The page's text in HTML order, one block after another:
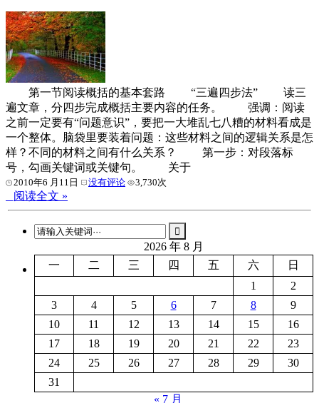
第一节阅读概括的基本套路 “三遍四步法” 读三
遍文章，分四步完成概括主要内容的任务。 强调：阅读
之前一定要有“问题意识”，要把一大堆乱七八糟的材料看成是
一个整体。脑袋里要装着问题：这些材料之间的逻辑关系是怎
样？不同的材料之间有什么关系？ 第一步：对段落标
号，勾画关键词或关键句。 关于
2010年6 月11日 没有评论 3,730次
阅读全文 »
2026 年 8 月
一
二 三 四 五 六
日
1
2
3
4 5 6 7 8
9
10
11 12 13 14 15
16
17
18 19 20 21 22
23
24
25 26 27 28 29
30
31
« 7 月